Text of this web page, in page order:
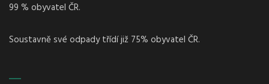
99 % obyvatel ČR.
Soustavně své odpady třídí již 75% obyvatel ČR.